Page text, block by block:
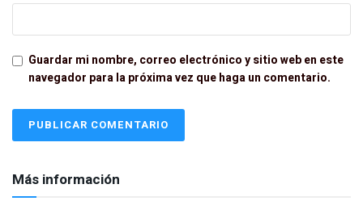
Guardar mi nombre, correo electrónico y sitio web en este
navegador para la próxima vez que haga un comentario.
Más información